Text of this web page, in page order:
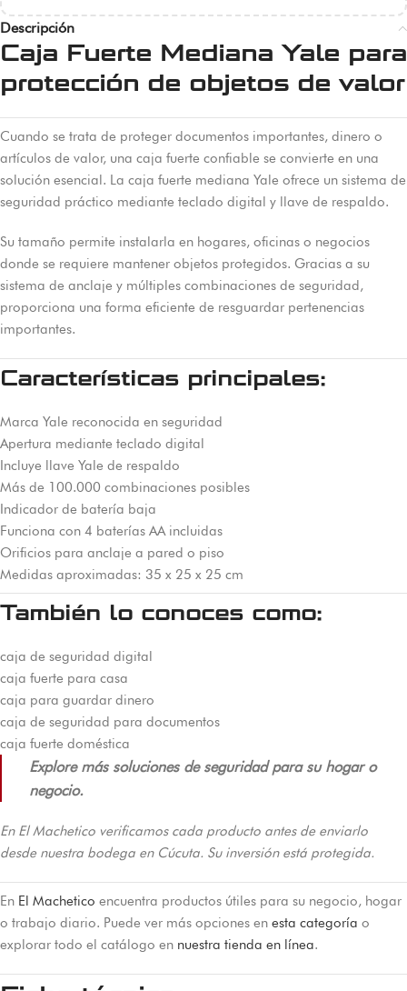
Descripción
Caja Fuerte Mediana Yale para
protección de objetos de valor
Cuando se trata de proteger documentos importantes, dinero o
artículos de valor, una caja fuerte confiable se convierte en una
solución esencial. La caja fuerte mediana Yale ofrece un sistema de
seguridad práctico mediante teclado digital y llave de respaldo.
Su tamaño permite instalarla en hogares, oficinas o negocios
donde se requiere mantener objetos protegidos. Gracias a su
sistema de anclaje y múltiples combinaciones de seguridad,
proporciona una forma eficiente de resguardar pertenencias
importantes.
Características principales:
Marca Yale reconocida en seguridad
Apertura mediante teclado digital
Incluye llave Yale de respaldo
Más de 100.000 combinaciones posibles
Indicador de batería baja
Funciona con 4 baterías AA incluidas
Orificios para anclaje a pared o piso
Medidas aproximadas: 35 x 25 x 25 cm
También lo conoces como:
caja de seguridad digital
caja fuerte para casa
caja para guardar dinero
caja de seguridad para documentos
caja fuerte doméstica
Explore más soluciones de seguridad para su hogar o
negocio.
En El Machetico verificamos cada producto antes de enviarlo
desde nuestra bodega en Cúcuta. Su inversión está protegida.
En El Machetico encuentra productos útiles para su negocio, hogar
o trabajo diario. Puede ver más opciones en esta categoría o
explorar todo el catálogo en nuestra tienda en línea.